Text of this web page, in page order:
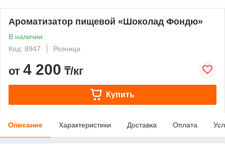
Ароматизатор пищевой «Шоколад Фондю»
В наличии
Код: 8947
Розница
от 4 200 ₸/кг
Купить
Описание Характеристики Доставка Оплата